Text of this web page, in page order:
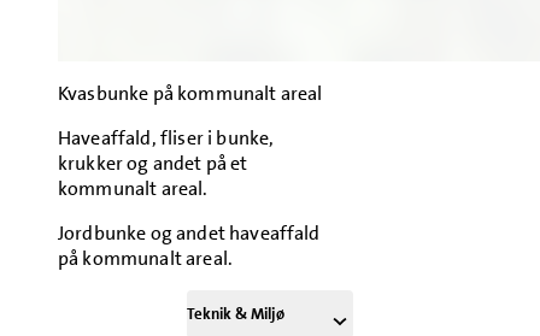
Kvasbunke på kommunalt areal
Haveaffald, fliser i bunke,
krukker og andet på et
kommunalt areal.
Jordbunke og andet haveaffald
på kommunalt areal.
Teknik & Miljø